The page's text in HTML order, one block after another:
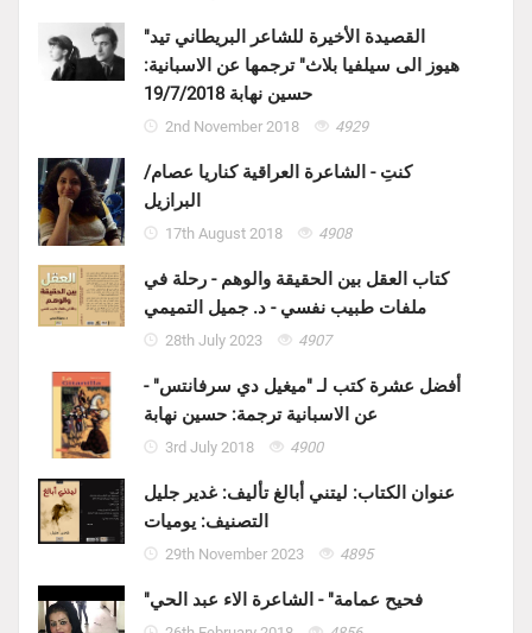
"القصيدة الأخيرة للشاعر البريطاني تيد
هيوز الى سيلفيا بلاث" ترجمها عن الاسبانية:
حسين نهابة 19/7/2018
2nd November 2018 4929
كنتِ - الشاعرة العراقية كناريا عصام/
البرازيل
17th August 2018 4908
كتاب العقل بين الحقيقة والوهم - رحلة في
ملفات طبيب نفسي - د. جميل التميمي
28th July 2023 4907
أفضل عشرة كتب لـ "ميغيل دي سرفانتس" -
عن الاسبانية ترجمة: حسين نهابة
3rd July 2018 4900
عنوان الكتاب: ليتني أبالغ تأليف: غدير جليل
التصنيف: يوميات
29th November 2023 4895
"فحيح عمامة" - الشاعرة الاء عبد الحي